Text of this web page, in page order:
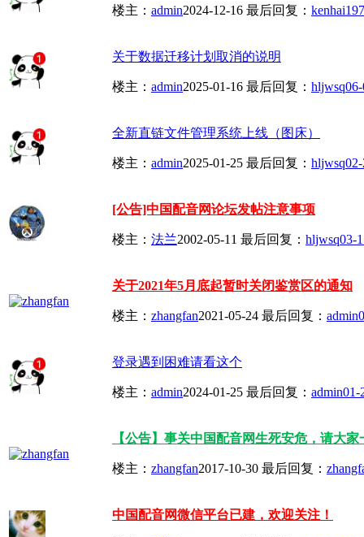
楼主： admin2024-12-16 最后回复：
关于数据迁移计划取消的说明
楼主： admin2025-01-16 最后回复： hljwsq
全新直链文件管理系统上线（图床）
楼主： admin2025-01-25 最后回复： hljwsq
[公告]中国配音网论坛发帖注意事项
楼主： 法兰2002-05-11 最后回复： hljwsq03-
关于2021年5月底起暂时关闭鉴赏区的通知
楼主： zhangfan2021-05-24 最后回复： admin
登录遇到困难请看这个
楼主： admin2024-01-25 最后回复： admin01-
【公告】事关中国配音网生死安危，请大
楼主： zhangfan2017-10-30 最后回复：
中国配音网微信平台已建，欢迎关注！